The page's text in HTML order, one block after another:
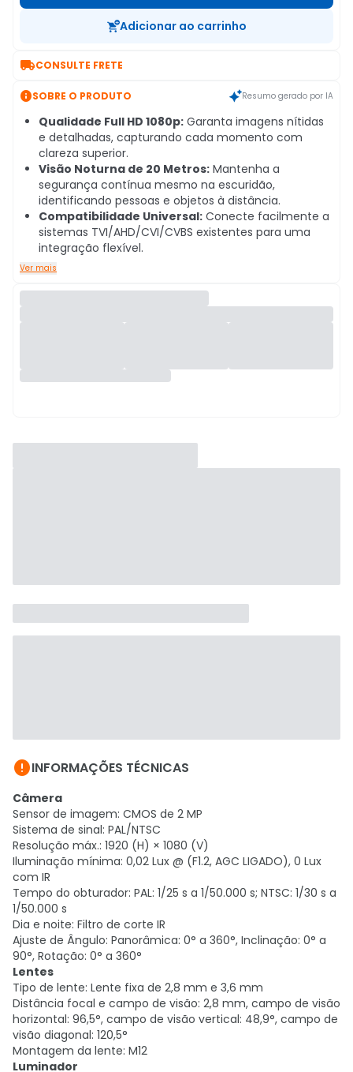
Adicionar ao carrinho
CONSULTE FRETE
SOBRE O PRODUTO Resumo gerado por IA
Qualidade Full HD 1080p: Garanta imagens nítidas
e detalhadas, capturando cada momento com
clareza superior.
Visão Noturna de 20 Metros: Mantenha a
segurança contínua mesmo na escuridão,
identificando pessoas e objetos à distância.
Compatibilidade Universal: Conecte facilmente a
sistemas TVI/AHD/CVI/CVBS existentes para uma
integração flexível.
Ver mais
INFORMAÇÕES TÉCNICAS
Câmera
Sensor de imagem: CMOS de 2 MP
Sistema de sinal: PAL/NTSC
Resolução máx.: 1920 (H) × 1080 (V)
Iluminação mínima: 0,02 Lux @ (F1.2, AGC LIGADO), 0 Lux
com IR
Tempo do obturador: PAL: 1/25 s a 1/50.000 s; NTSC: 1/30 s a
1/50.000 s
Dia e noite: Filtro de corte IR
Ajuste de Ângulo: Panorâmica: 0° a 360°, Inclinação: 0° a
90°, Rotação: 0° a 360°
Lentes
Tipo de lente: Lente fixa de 2,8 mm e 3,6 mm
Distância focal e campo de visão: 2,8 mm, campo de visão
horizontal: 96,5°, campo de visão vertical: 48,9°, campo de
visão diagonal: 120,5°
Montagem da lente: M12
Luminador